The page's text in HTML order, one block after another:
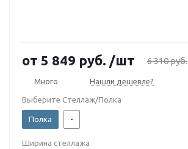
от 5 849 руб. /шт 6 310 руб.
Много Нашли дешевле?
Выберите Стеллаж/Полка
Полка -
Ширина стеллажа